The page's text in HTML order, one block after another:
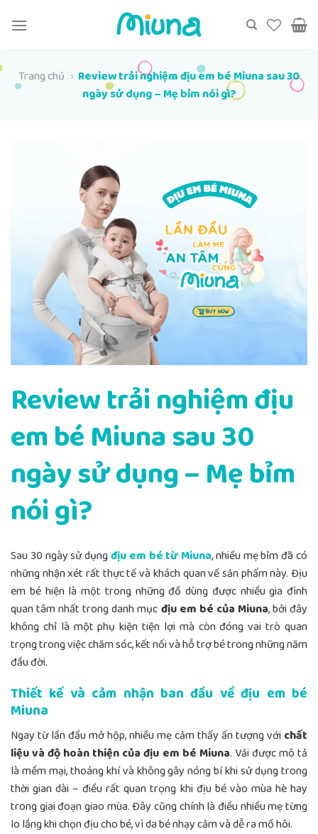
đến
dung
Trang chủ › Review trải nghiệm địu em bé Miuna sau 30
ngày sử dụng – Mẹ bỉm nói gì?
Review trải nghiệm địu
em bé Miuna sau 30
ngày sử dụng – Mẹ bỉm
nói gì?
Sau 30 ngày sử dụngđịu em bé từ Miuna, nhiều mẹ bỉm đã có
những nhận xét rất thực tế và khách quan về sản phẩm này. Địu
em bé hiện là một trong những đồ dùng được nhiều gia đình
quan tâm nhất trong danh mục địu em bé của Miuna, bởi đây
không chỉ là một phụ kiện tiện lợi mà còn đóng vai trò quan
trọng trong việc chăm sóc, kết nối và hỗ trợ bé trong những năm
đầu đời.
Thiết kế và cảm nhận ban đầu về địu em bé
Miuna
Ngay từ lần đầu mở hộp, nhiều mẹ cảm thấy ấn tượng với chất
liệu và độ hoàn thiện của địu em bé Miuna. Vải được mô tả
là mềm mại, thoáng khí và không gây nóng bí khi sử dụng trong
thời gian dài – điều rất quan trọng khi địu bé vào mùa hè hay
trong giai đoạn giao mùa. Đây cũng chính là điều nhiều mẹ từng
lo lắng khi chọn địu cho bé, vì da bé nhạy cảm và dễ ra mồ hôi.